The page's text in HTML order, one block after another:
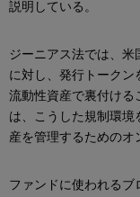
説明している。
ジーニアス法では、
に対し、発行トーク
流動性資産で裏付ける
は、こうした規制環
産を管理するためのオ
ファンドに使われるブ